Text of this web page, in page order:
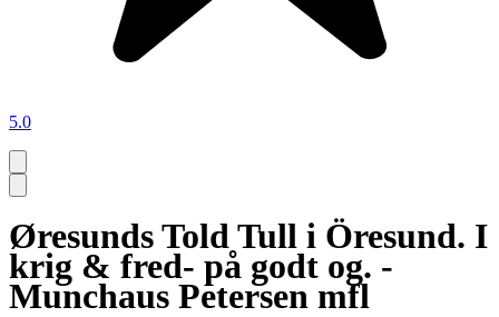
5.0
Øresunds Told Tull i Öresund. I
krig & fred- på godt og. -
Munchaus Petersen mfl